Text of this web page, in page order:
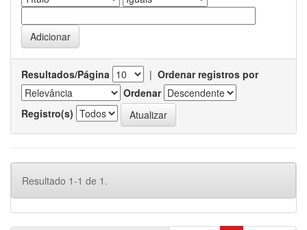
Resultados/Página | Ordenar registros por
Ordenar
Registro(s)
Resultado 1-1 de 1.